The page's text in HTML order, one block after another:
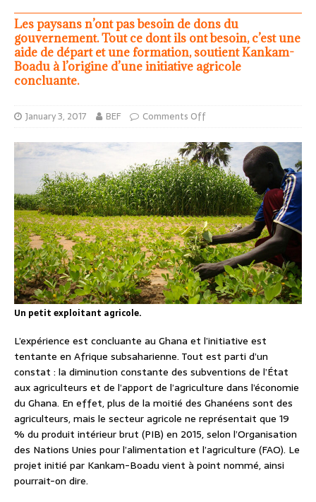
Les paysans n’ont pas besoin de dons du
gouvernement. Tout ce dont ils ont besoin, c’est une
aide de départ et une formation, soutient Kankam-
Boadu à l’origine d’une initiative agricole
concluante.
January 3, 2017 BEF Comments Off
Un petit exploitant agricole.
L’expérience est concluante au Ghana et l’initiative est
tentante en Afrique subsaharienne. Tout est parti d’un
constat : la diminution constante des subventions de l’État
aux agriculteurs et de l’apport de l’agriculture dans l’économie
du Ghana. En effet, plus de la moitié des Ghanéens sont des
agriculteurs, mais le secteur agricole ne représentait que 19
% du produit intérieur brut (PIB) en 2015, selon l’Organisation
des Nations Unies pour l’alimentation et l’agriculture (FAO). Le
projet initié par Kankam-Boadu vient à point nommé, ainsi
pourrait-on dire.